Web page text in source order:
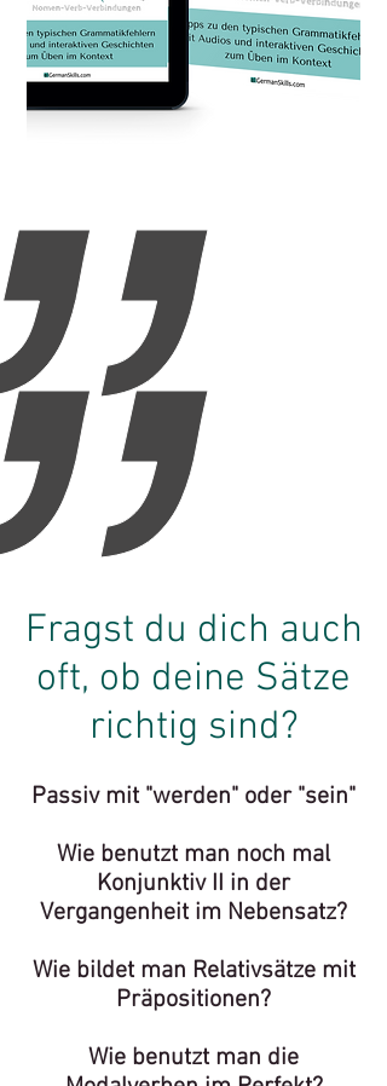
Fragst du dich auch
oft, ob deine Sätze
richtig sind?
Passiv mit "werden" oder "sein"
Wie benutzt man noch mal
Konjunktiv II in der
Vergangenheit im Nebensatz?
Wie bildet man Relativsätze mit
Präpositionen?
Wie benutzt man die